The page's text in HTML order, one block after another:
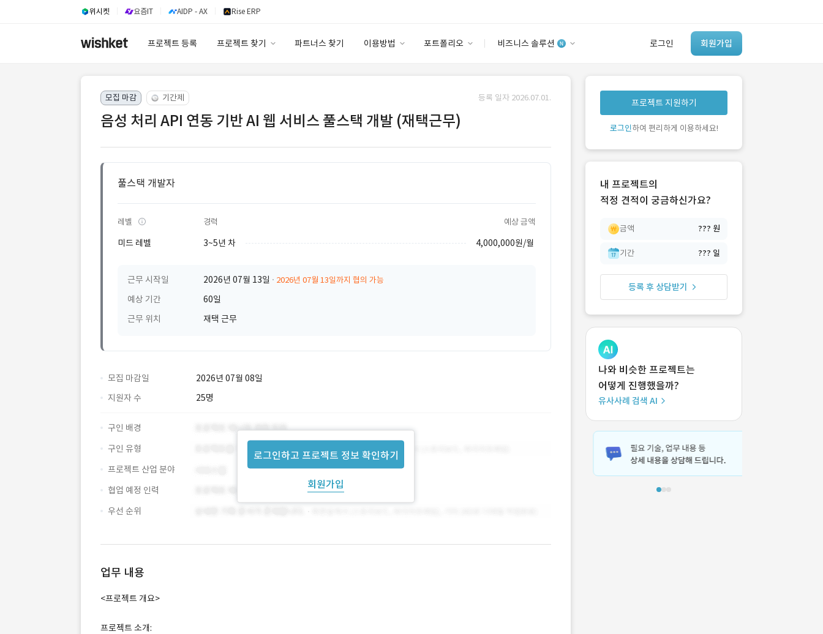
위시켓 요즘IT AIDP - AX Rise ERP
프로젝트 등록 프로젝트 찾기 파트너스 찾기 이용방법 포트폴리오 비즈니스 솔루션 로그인 회원가입
이용요금
고객센터
안심 코드 케어
유사사례 검색 AI
‘이런 거’ 만들어본
개발 회사 있어?
모집 마감 기간제 등록 일자 2026.07.01.
음성 처리 API 연동 기반 AI 웹 서비스 풀스택 개발 (재택근무)
풀스택 개발자
레벨 경력 예상 금액
미드 레벨 3~5년 차 4,000,000원/월
근무 시작일 2026년 07월 13일 2026년 07월 13일까지 협의 가능
예상 기간
60일
근무 위치
재택 근무
모집 마감일
2026년 07월 08일
지원자 수
25명
로그인하고 프로젝트 정보 확인하기
회원가입
구인 배경
구인 유형
프로젝트 산업 분야
협업 예정 인력
우선 순위
업무 내용
<프로젝트 개요>
프로젝트 소개:
프로젝트 지원하기
로그인하여 편리하게 이용하세요!
내 프로젝트의
적정 견적이 궁금하신가요?
금액 ??? 원
기간 ??? 일
등록 후 상담받기
나와 비슷한 프로젝트는
어떻게 진행했을까?
유사사례 검색 AI